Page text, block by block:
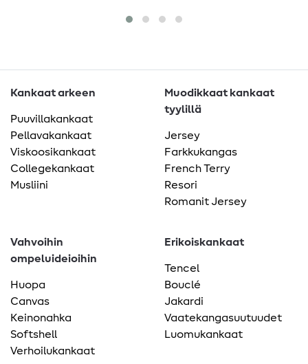
Kankaat arkeen
Puuvillakankaat
Pellavakankaat
Viskoosikankaat
Collegekankaat
Musliini
Muodikkaat kankaat
tyylillä
Jersey
Farkkukangas
French Terry
Resori
Romanit Jersey
Vahvoihin
ompeluideioihin
Huopa
Canvas
Keinonahka
Softshell
Verhoilukankaat
Erikoiskankaat
Tencel
Bouclé
Jakardi
Vaatekangasuutuudet
Luomukankaat